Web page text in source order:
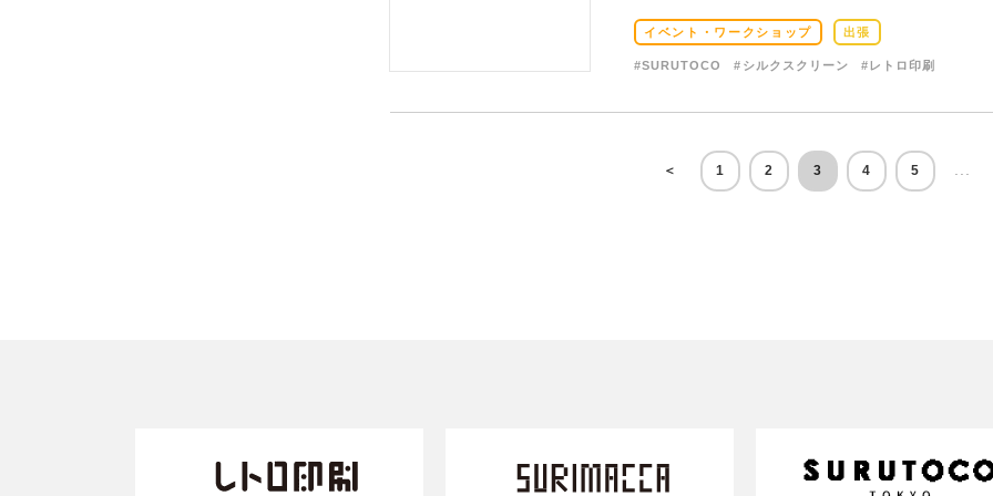
イベント・ワークショップ 出張
#SURUTOCO #シルクスクリーン #レトロ印刷
＜ 1 2 3 4 5 ...